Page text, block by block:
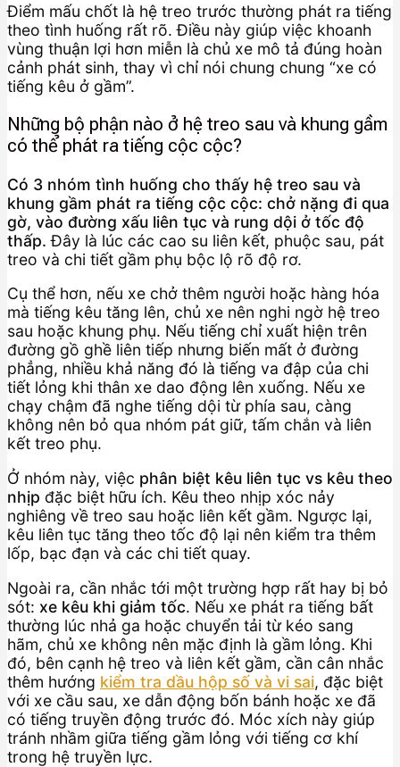
Điểm mấu chốt là hệ treo trước thường phát ra tiếng
theo tình huống rất rõ. Điều này giúp việc khoanh
vùng thuận lợi hơn miễn là chủ xe mô tả đúng hoàn
cảnh phát sinh, thay vì chỉ nói chung chung “xe có
tiếng kêu ở gầm”.
Những bộ phận nào ở hệ treo sau và khung gầm
có thể phát ra tiếng cộc cộc?
Có 3 nhóm tình huống cho thấy hệ treo sau và
khung gầm phát ra tiếng cộc cộc: chở nặng đi qua
gờ, vào đường xấu liên tục và rung dội ở tốc độ
thấp. Đây là lúc các cao su liên kết, phuộc sau, pát
treo và chi tiết gầm phụ bộc lộ rõ độ rơ.
Cụ thể hơn, nếu xe chở thêm người hoặc hàng hóa
mà tiếng kêu tăng lên, chủ xe nên nghi ngờ hệ treo
sau hoặc khung phụ. Nếu tiếng chỉ xuất hiện trên
đường gồ ghề liên tiếp nhưng biến mất ở đường
phẳng, nhiều khả năng đó là tiếng va đập của chi
tiết lỏng khi thân xe dao động lên xuống. Nếu xe
chạy chậm đã nghe tiếng dội từ phía sau, càng
không nên bỏ qua nhóm pát giữ, tấm chắn và liên
kết treo phụ.
Ở nhóm này, việc phân biệt kêu liên tục vs kêu theo
nhịp đặc biệt hữu ích. Kêu theo nhịp xóc nảy
nghiêng về treo sau hoặc liên kết gầm. Ngược lại,
kêu liên tục tăng theo tốc độ lại nên kiểm tra thêm
lốp, bạc đạn và các chi tiết quay.
Ngoài ra, cần nhắc tới một trường hợp rất hay bị bỏ
sót: xe kêu khi giảm tốc. Nếu xe phát ra tiếng bất
thường lúc nhả ga hoặc chuyển tải từ kéo sang
hãm, chủ xe không nên mặc định là gầm lỏng. Khi
đó, bên cạnh hệ treo và liên kết gầm, cần cân nhắc
thêm hướng kiểm tra dầu hộp số và vi sai, đặc biệt
với xe cầu sau, xe dẫn động bốn bánh hoặc xe đã
có tiếng truyền động trước đó. Móc xích này giúp
tránh nhầm giữa tiếng gầm lỏng với tiếng cơ khí
trong hệ truyền lực.